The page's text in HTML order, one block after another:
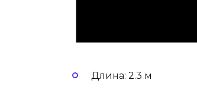
Длина: 2.3 м